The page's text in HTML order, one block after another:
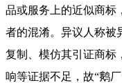
品或服务上的近似商标
者的混淆。异议人称被
复制、模仿其引证商标
响等证据不足，故“鹅厂